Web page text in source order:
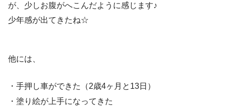
が、少しお腹がへこんだように感じます♪
少年感が出てきたね☆
他には、
・手押し車ができた（2歳4ヶ月と13日）
・塗り絵が上手になってきた